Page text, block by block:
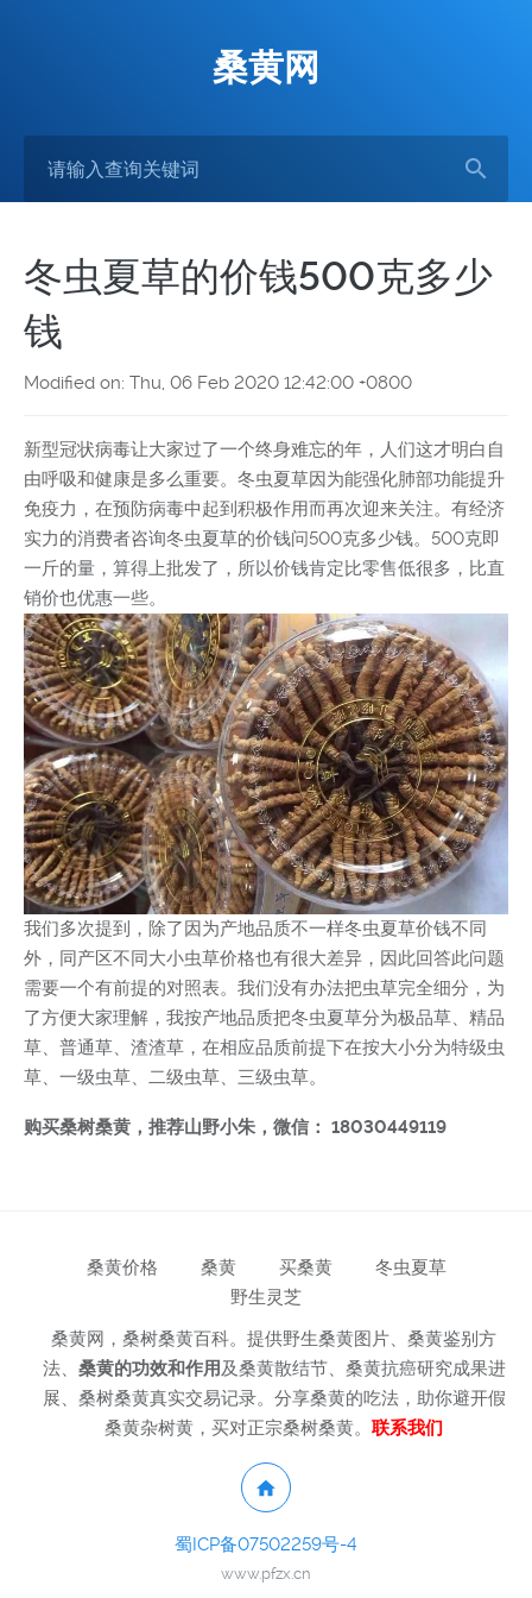
桑黄网
冬虫夏草的价钱500克多少
钱
Modified on: Thu, 06 Feb 2020 12:42:00 +0800
新型冠状病毒让大家过了一个终身难忘的年，人们这才明白自
由呼吸和健康是多么重要。冬虫夏草因为能强化肺部功能提升
免疫力，在预防病毒中起到积极作用而再次迎来关注。有经济
实力的消费者咨询冬虫夏草的价钱问500克多少钱。500克即
一斤的量，算得上批发了，所以价钱肯定比零售低很多，比直
销价也优惠一些。
我们多次提到，除了因为产地品质不一样冬虫夏草价钱不同
外，同产区不同大小虫草价格也有很大差异，因此回答此问题
需要一个有前提的对照表。我们没有办法把虫草完全细分，为
了方便大家理解，我按产地品质把冬虫夏草分为极品草、精品
草、普通草、渣渣草，在相应品质前提下在按大小分为特级虫
草、一级虫草、二级虫草、三级虫草。
购买桑树桑黄，推荐山野小朱，微信： 18030449119
桑黄价格 桑黄 买桑黄
冬虫夏草
野生灵芝
桑黄网，桑树桑黄百科。提供野生桑黄图片、桑黄鉴别方
法、 桑黄的功效和作用及桑黄散结节、桑黄抗癌研究成果进
展、桑树桑黄真实交易记录。分享桑黄的吃法，助你避开假
桑黄杂树黄，买对正宗桑树桑黄。 联系我们
蜀ICP备07502259号-4
www.pfzx.cn